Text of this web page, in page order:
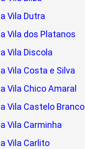
Vila Dutra
Vila dos Platanos
Vila Discola
Vila Costa e Silva
Vila Chico Amaral
Vila Castelo Branco
Vila Carminha
Vila Carlito